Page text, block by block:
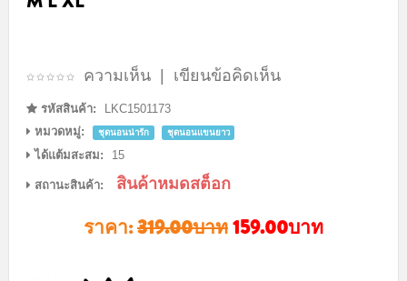
ความเห็น | เขียนข้อคิดเห็น
รหัสสินค้า:
LKC1501173
หมวดหมู่:
ชุดนอนน่ารัก ชุดนอนแขนยาว
ได้แต้มสะสม: 15
สถานะสินค้า: สินค้าหมดสต็อก
ราคา:319.00บาท159.00บาท